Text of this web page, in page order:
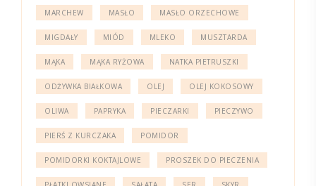
MARCHEW MASŁO MASŁO ORZECHOWE
MIGDAŁY MIÓD MLEKO MUSZTARDA
MĄKA MĄKA RYŻOWA NATKA PIETRUSZKI
ODŻYWKA BIAŁKOWA OLEJ OLEJ KOKOSOWY
OLIWA PAPRYKA PIECZARKI PIECZYWO
PIERŚ Z KURCZAKA POMIDOR
POMIDORKI KOKTAJLOWE PROSZEK DO PIECZENIA